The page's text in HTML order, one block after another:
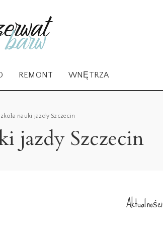
REMONT WNĘTRZA
nauki jazdy Szczecin
jazdy Szczecin
Aktualności